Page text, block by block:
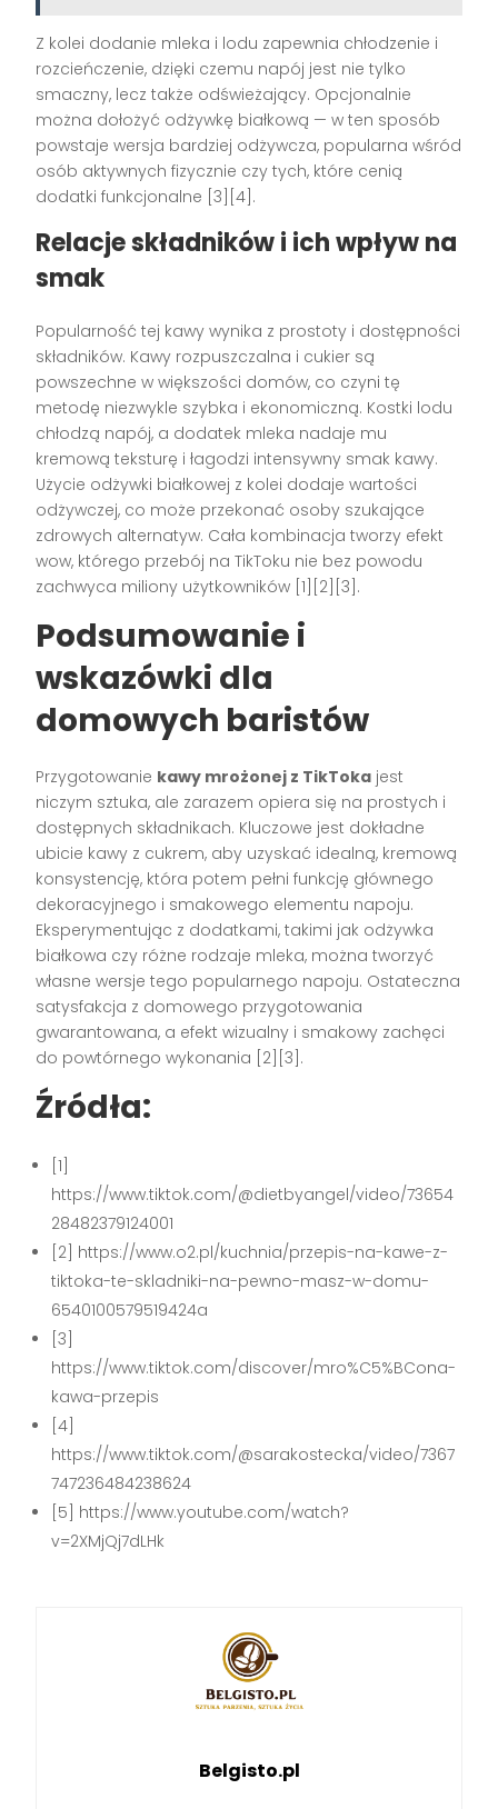
Z kolei dodanie mleka i lodu zapewnia chłodzenie i
rozcieńczenie, dzięki czemu napój jest nie tylko
smaczny, lecz także odświeżający. Opcjonalnie
można dołożyć odżywkę białkową — w ten sposób
powstaje wersja bardziej odżywcza, popularna wśród
osób aktywnych fizycznie czy tych, które cenią
dodatki funkcjonalne [3][4].
Relacje składników i ich wpływ na
smak
Popularność tej kawy wynika z prostoty i dostępności
składników. Kawy rozpuszczalna i cukier są
powszechne w większości domów, co czyni tę
metodę niezwykle szybka i ekonomiczną. Kostki lodu
chłodzą napój, a dodatek mleka nadaje mu
kremową teksturę i łagodzi intensywny smak kawy.
Użycie odżywki białkowej z kolei dodaje wartości
odżywczej, co może przekonać osoby szukające
zdrowych alternatyw. Cała kombinacja tworzy efekt
wow, którego przebój na TikToku nie bez powodu
zachwyca miliony użytkowników [1][2][3].
Podsumowanie i
wskazówki dla
domowych baristów
Przygotowanie kawy mrożonej z TikToka jest
niczym sztuka, ale zarazem opiera się na prostych i
dostępnych składnikach. Kluczowe jest dokładne
ubicie kawy z cukrem, aby uzyskać idealną, kremową
konsystencję, która potem pełni funkcję głównego
dekoracyjnego i smakowego elementu napoju.
Eksperymentując z dodatkami, takimi jak odżywka
białkowa czy różne rodzaje mleka, można tworzyć
własne wersje tego popularnego napoju. Ostateczna
satysfakcja z domowego przygotowania
gwarantowana, a efekt wizualny i smakowy zachęci
do powtórnego wykonania [2][3].
Źródła:
[1]
https://www.tiktok.com/@dietbyangel/video/73654
28482379124001
[2] https://www.o2.pl/kuchnia/przepis-na-kawe-z-
tiktoka-te-skladniki-na-pewno-masz-w-domu-
6540100579519424a
[3]
https://www.tiktok.com/discover/mro%C5%BCona-
kawa-przepis
[4]
https://www.tiktok.com/@sarakostecka/video/7367
747236484238624
[5] https://www.youtube.com/watch?
v=2XMjQj7dLHk
Belgisto.pl